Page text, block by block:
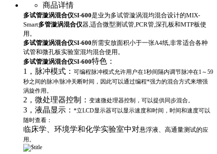
商品详情
多试管漩涡混合仪SI-600是业为多试管漩涡混均混合设计的MIX-
Smart多管漩涡混合仪器,适合微型测试管,PCR管,深孔板和MTP板使
用。
多试管漩涡混合仪SI-600所需安放面积小于一张A4纸,非常适合各种
试管和微孔板实验室混均混合使用。
多试管漩涡混合仪SI-600特色：
1，脉冲模式： 可编程脉冲模式允许用户在1秒间隔内调节脉冲在1～59
秒之间的脉冲/脉冲关断时间，因此可以通过编程*强力的混合方式来增强
涡旋作用。
2，微处理器控制： 变速微处理器控制，可以提供同步混合。
3，液晶显示： *立LCD显示器可以显示速度和时间，时间和速度可以
随时查看：
临床学、环境学和化学实验室中对悬浮液、高通量测试的应
用。